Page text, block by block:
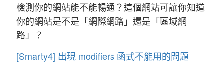
檢測你的網站能不能暢通？這個網站可讓你知道
你的網站是不是「網際網路」還是「區域網
路」？
[Smarty4] 出現 modifiers 函式不能用的問題